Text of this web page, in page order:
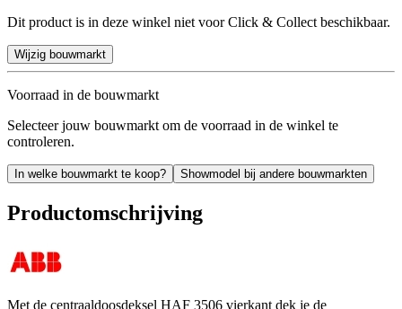
Dit product is in deze winkel niet voor Click & Collect beschikbaar.
Wijzig bouwmarkt
Voorraad in de bouwmarkt
Selecteer jouw bouwmarkt om de voorraad in de winkel te
controleren.
In welke bouwmarkt te koop? Showmodel bij andere bouwmarkten
Productomschrijving
Met de centraaldoosdeksel HAF 3506 vierkant dek je de